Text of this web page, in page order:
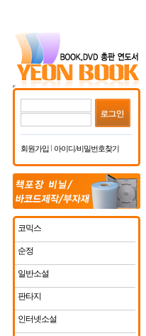
회원가입 아이디/비밀번호찾기
코믹스
순정
일반소설
판타지
인터넷소설